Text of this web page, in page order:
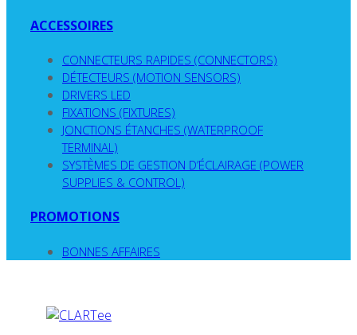
ACCESSOIRES
CONNECTEURS RAPIDES (CONNECTORS)
DÉTECTEURS (MOTION SENSORS)
DRIVERS LED
FIXATIONS (FIXTURES)
JONCTIONS ÉTANCHES (WATERPROOF
TERMINAL)
SYSTÈMES DE GESTION D’ÉCLAIRAGE (POWER
SUPPLIES & CONTROL)
PROMOTIONS
BONNES AFFAIRES